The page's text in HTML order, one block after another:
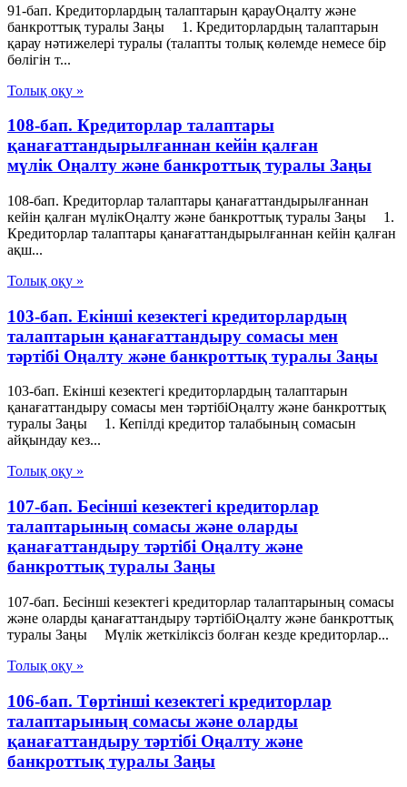
91-бап. Кредиторлардың талаптарын қарауОңалту және
банкроттық туралы Заңы 1. Кредиторлардың талаптарын
қарау нәтижелері туралы (талапты толық көлемде немесе бір
бөлігін т...
Толық оқу »
108-бап. Кредиторлар талаптары
қанағаттандырылғаннан кейін қалған
мүлік Оңалту және банкроттық туралы Заңы
108-бап. Кредиторлар талаптары қанағаттандырылғаннан
кейін қалған мүлікОңалту және банкроттық туралы Заңы 1.
Кредиторлар талаптары қанағаттандырылғаннан кейін қалған
ақш...
Толық оқу »
103-бап. Екінші кезектегі кредиторлардың
талаптарын қанағаттандыру сомасы мен
тәртібі Оңалту және банкроттық туралы Заңы
103-бап. Екінші кезектегі кредиторлардың талаптарын
қанағаттандыру сомасы мен тәртібіОңалту және банкроттық
туралы Заңы 1. Кепілді кредитор талабының сомасын
айқындау кез...
Толық оқу »
107-бап. Бесінші кезектегі кредиторлар
талаптарының сомасы және оларды
қанағаттандыру тәртібі Оңалту және
банкроттық туралы Заңы
107-бап. Бесінші кезектегі кредиторлар талаптарының сомасы
және оларды қанағаттандыру тәртібіОңалту және банкроттық
туралы Заңы Мүлік жеткіліксіз болған кезде кредиторлар...
Толық оқу »
106-бап. Төртінші кезектегі кредиторлар
талаптарының сомасы және оларды
қанағаттандыру тәртібі Оңалту және
банкроттық туралы Заңы